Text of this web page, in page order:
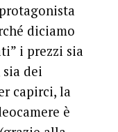
diciamo
i prezzi sia
dei
capirci, la
è